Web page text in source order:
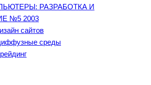
РАЗРАБОТКА И
№5 2003
сайтов
среды